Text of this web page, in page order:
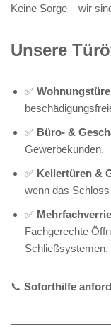
Keine Sorge – wir
Unsere
✅
✅ Büro- &
Gewerbekunden.
✅ Kellertüren &
wenn das
✅
Fachgerechte
Schließsystemen.
📞 Soforthilfe